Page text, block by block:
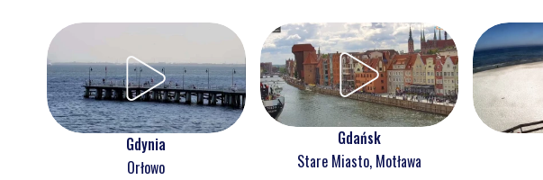
Gdynia
Orłowo
Gdańsk
Stare Miasto, Motława